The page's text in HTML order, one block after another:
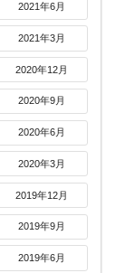
2021年6月
2021年3月
2020年12月
2020年9月
2020年6月
2020年3月
2019年12月
2019年9月
2019年6月